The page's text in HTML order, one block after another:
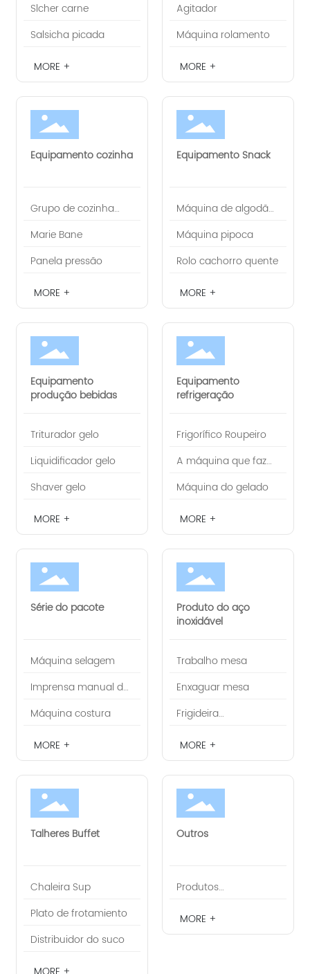
MORE +
Slcher carne
Salsicha picada
MORE +
Agitador
Máquina rolamento
Equipamento cozinha
MORE +
Grupo de cozinha
Marie Bane
Panela pressão
Equipamento Snack
MORE +
Máquina de algodão
Máquina pipoca
Rolo cachorro quente
Equipamento
produção bebidas
MORE +
Triturador gelo
Liquidificador gelo
Shaver gelo
Equipamento
refrigeração
MORE +
Frigorífico Roupeiro
A máquina que faz
Máquina do gelado
Série do pacote
MORE +
Máquina selagem
Imprensa manual do
Máquina costura
Produto do aço
inoxidável
MORE +
Trabalho mesa
Enxaguar mesa
Frigideira
Talheres Buffet
Chaleira Sup
Plato de frotamiento
Distribuidor do suco
Outros
MORE +
Produtos